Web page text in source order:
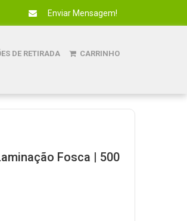
Enviar Mensagem!
DE RETIRADA CARRINHO
Fosca | 500